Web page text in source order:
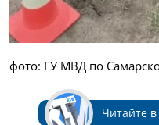
фото: ГУ МВД по
Читайте в